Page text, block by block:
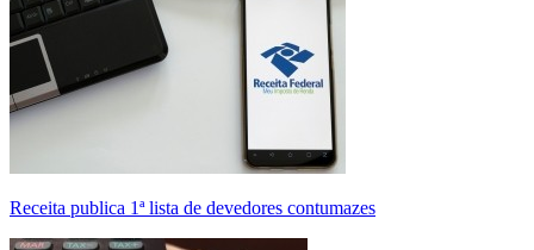
Receita publica 1ª lista de devedores contumazes